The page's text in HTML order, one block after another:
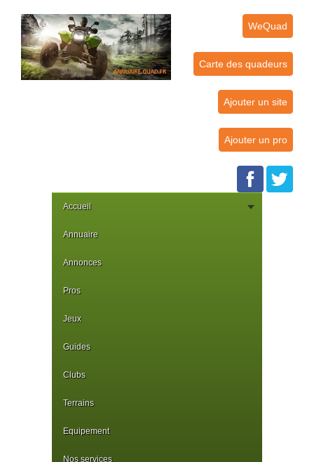
WeQuad
Carte des quadeurs
Ajouter un site
Ajouter un pro
Accueil
Annuaire
Annonces
Pros
Jeux
Guides
Clubs
Terrains
Equipement
Nos services